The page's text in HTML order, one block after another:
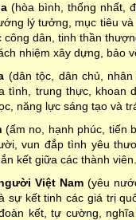
(hòa bình, thống nhất,
lý tưởng, mục tiêu
công dân, tinh thần
nhiệm xây dựng, bảo
(dân tộc, dân chủ,
tình, trung thực, khoan
năng lực sáng tạo và
(ấm no, hạnh phúc, tiến
vun đắp tình yêu
kết giữa các thành viên.
Việt Nam(yêu
sự kết tinh các giá trị
kết, tự cường,